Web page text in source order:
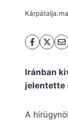
Kárpátalja.ma
Iránban
jelentette
A